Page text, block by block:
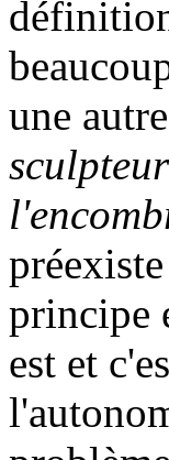
une
principe
est et